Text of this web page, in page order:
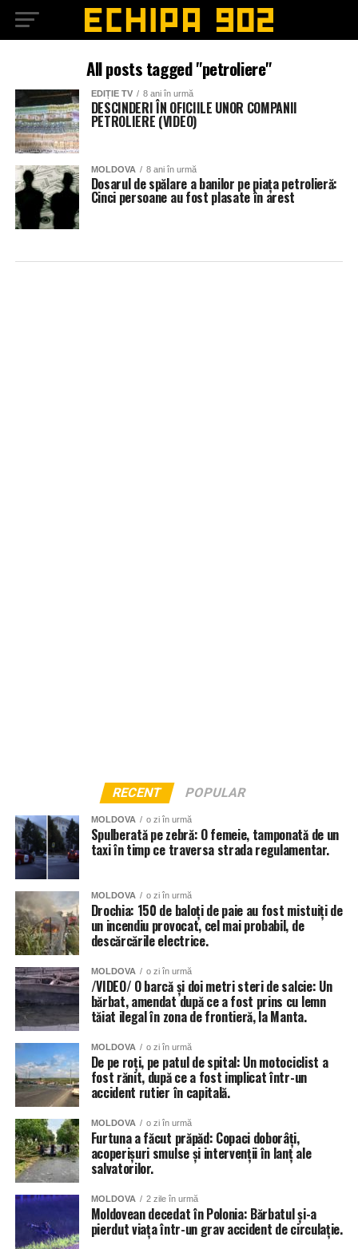
All posts tagged "petroliere"
EDIȚIE TV 8 ani în urmă
DESCINDERI ÎN OFICIILE UNOR COMPANII
PETROLIERE (VIDEO)
MOLDOVA 8 ani în urmă
Dosarul de spălare a banilor pe piața petrolieră:
Cinci persoane au fost plasate în arest
RECENT POPULAR
MOLDOVA o zi în urmă
Spulberată pe zebră: O femeie, tamponată de un
taxi în timp ce traversa strada regulamentar.
MOLDOVA o zi în urmă
Drochia: 150 de baloți de paie au fost mistuiți de
un incendiu provocat, cel mai probabil, de
descărcările electrice.
MOLDOVA o zi în urmă
/VIDEO/ O barcă și doi metri steri de salcie: Un
bărbat, amendat după ce a fost prins cu lemn
tăiat ilegal în zona de frontieră, la Manta.
MOLDOVA o zi în urmă
De pe roți, pe patul de spital: Un motociclist a
fost rănit, după ce a fost implicat într-un
accident rutier în capitală.
MOLDOVA o zi în urmă
Furtuna a făcut prăpăd: Copaci doborâți,
acoperișuri smulse și intervenții în lanț ale
salvatorilor.
MOLDOVA 2 zile în urmă
Moldovean decedat în Polonia: Bărbatul și-a
pierdut viața într-un grav accident de circulație.